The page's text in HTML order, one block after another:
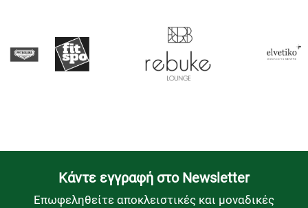
Kάντε εγγραφή στο Newsletter
Επωφεληθείτε αποκλειστικές και μοναδικές